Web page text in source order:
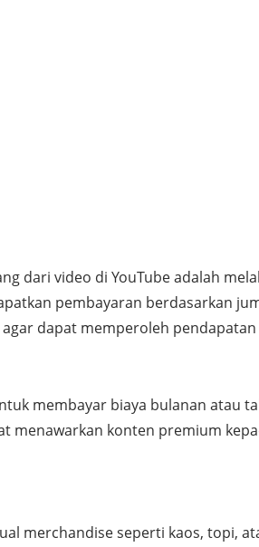
dari video di YouTube adalah
pembayaran berdasarkan
dapat memperoleh
membayar biaya bulanan atau
menawarkan konten premium
merchandise seperti kaos,